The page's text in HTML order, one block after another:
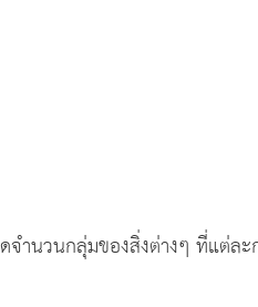
ำนวนกลุ่มของสิ่งต่างๆ ที่แต่ล